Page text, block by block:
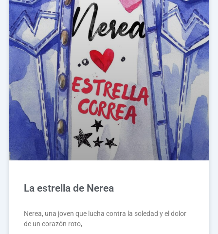
La estrella de Nerea
Nerea, una joven que lucha contra la soledad y el dolor
de un corazón roto,